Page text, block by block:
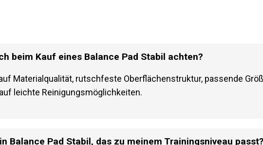
und abwaschbare Materialien sind hier von Vorteil.
beim Kauf eines Balance Pad Stabil achten?